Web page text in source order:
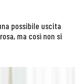
possibile uscita
ma così non si